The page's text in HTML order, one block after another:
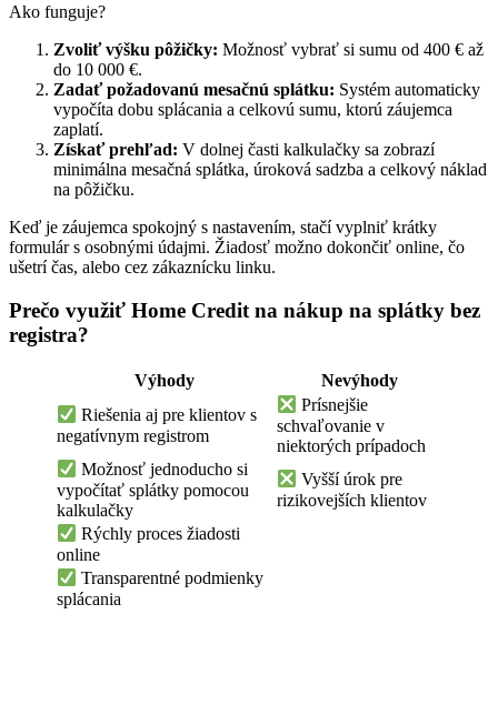
Ako funguje?
Zvoliť výšku pôžičky: Možnosť vybrať si sumu od 400 € až
do 10 000 €.
Zadať požadovanú mesačnú splátku: Systém automaticky
vypočíta dobu splácania a celkovú sumu, ktorú záujemca
zaplatí.
Získať prehľad: V dolnej časti kalkulačky sa zobrazí
minimálna mesačná splátka, úroková sadzba a celkový náklad
na pôžičku.
Keď je záujemca spokojný s nastavením, stačí vyplniť krátky
formulár s osobnými údajmi. Žiadosť možno dokončiť online, čo
ušetrí čas, alebo cez zákaznícku linku.
Prečo využiť Home Credit na nákup na splátky bez
registra?
Výhody
Nevýhody
Riešenia aj pre klientov s
negatívnym registrom
Prísnejšie
schvaľovanie v
niektorých prípadoch
Možnosť jednoducho si
vypočítať splátky pomocou
kalkulačky
Vyšší úrok pre
rizikovejších klientov
Rýchly proces žiadosti
online
Transparentné podmienky
splácania